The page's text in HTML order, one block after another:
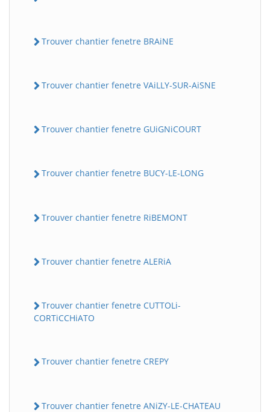
Trouver chantier fenetre BRAiNE
Trouver chantier fenetre VAiLLY-SUR-AiSNE
Trouver chantier fenetre GUiGNiCOURT
Trouver chantier fenetre BUCY-LE-LONG
Trouver chantier fenetre RiBEMONT
Trouver chantier fenetre ALERiA
Trouver chantier fenetre CUTTOLi-
CORTiCCHiATO
Trouver chantier fenetre CREPY
Trouver chantier fenetre ANiZY-LE-CHATEAU